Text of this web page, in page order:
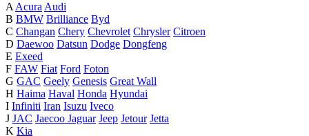
A Acura Audi
B BMW Brilliance Byd
C Changan Chery Chevrolet Chrysler Citroen
D Daewoo Datsun Dodge Dongfeng
E Exeed
F FAW Fiat Ford Foton
G GAC Geely Genesis Great Wall
H Haima Haval Honda Hyundai
I Infiniti Iran Isuzu Iveco
J JAC Jaecoo Jaguar Jeep Jetour Jetta
K Kia